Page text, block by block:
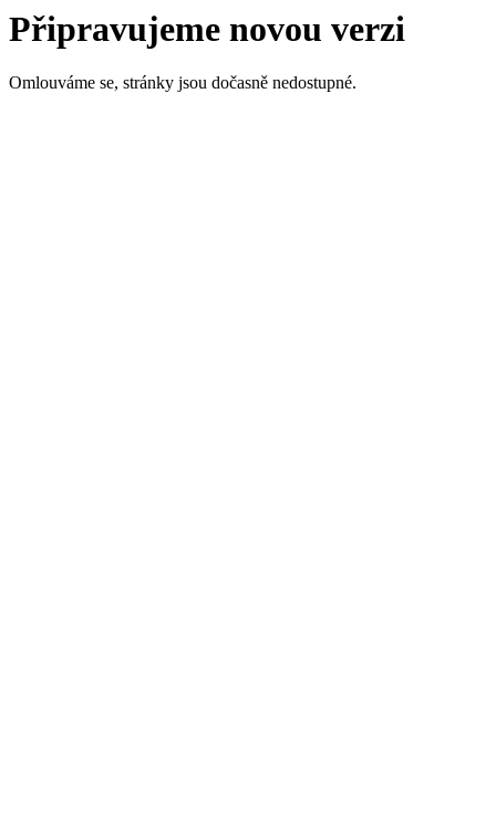
Připravujeme novou verzi
Omlouváme se, stránky jsou dočasně nedostupné.